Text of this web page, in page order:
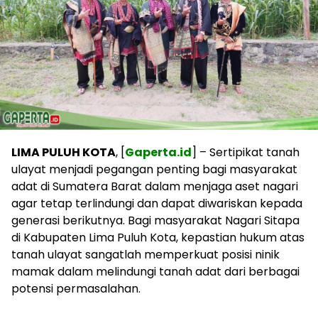
LIMA PULUH KOTA, [Gaperta.id] – Sertipikat tanah
ulayat menjadi pegangan penting bagi masyarakat
adat di Sumatera Barat dalam menjaga aset nagari
agar tetap terlindungi dan dapat diwariskan kepada
generasi berikutnya. Bagi masyarakat Nagari Sitapa
di Kabupaten Lima Puluh Kota, kepastian hukum atas
tanah ulayat sangatlah memperkuat posisi ninik
mamak dalam melindungi tanah adat dari berbagai
potensi permasalahan.